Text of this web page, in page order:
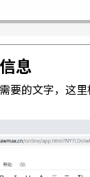
息
要的文字，这